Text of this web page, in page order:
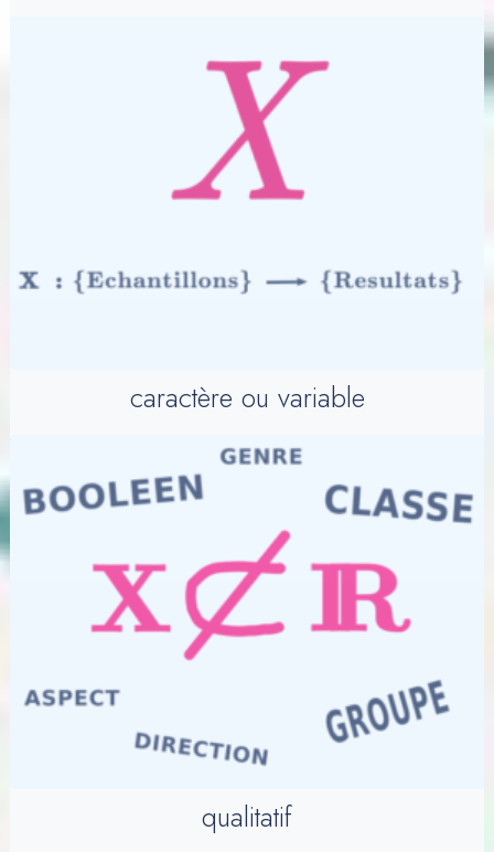
caractère ou variable
qualitatif